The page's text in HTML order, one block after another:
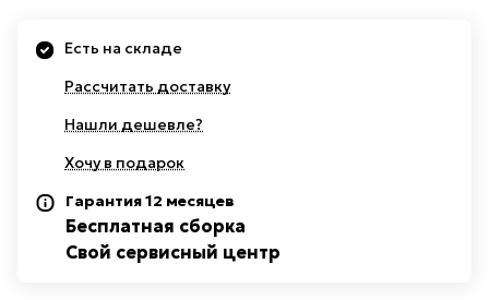
Есть на складе
Рассчитать доставку
Нашли дешевле?
Хочу в подарок
Гарантия 12 месяцев
Бесплатная сборка
Свой сервисный центр